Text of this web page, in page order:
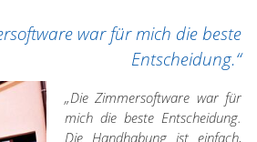
war für mich die beste
Entscheidung.“
„Die Zimmersoftware war für
mich die beste Entscheidung.
Die Handhabung ist einfach,